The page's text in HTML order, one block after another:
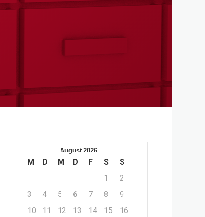
August 2026
M D M D F S
S
1
2
3
4 5 6 7 8
9
10
11 12 13 14 15
16